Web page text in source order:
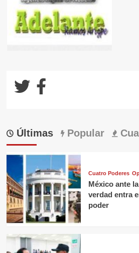
Últimas Popular
Cuatro Poderes
México ante
verdad entra
poder